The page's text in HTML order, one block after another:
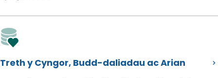
Treth y Cyngor, Budd-daliadau ac Arian